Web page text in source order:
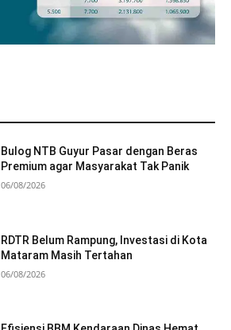
Bulog NTB Guyur Pasar dengan Beras
Premium agar Masyarakat Tak Panik
06/08/2026
RDTR Belum Rampung, Investasi di Kota
Mataram Masih Tertahan
06/08/2026